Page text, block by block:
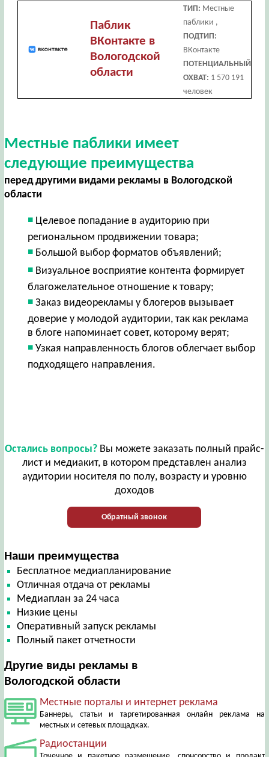
Паблик
ВКонтакте в
Вологодской
области
ТИП: Местные
паблики ,
ПОДТИП:
ВКонтакте
ПОТЕНЦИАЛЬНЫЙ
ОХВАТ: 1 570 191
человек
Местные паблики имеет
следующие преимущества
перед другими видами рекламы в Вологодской
области
Целевое попадание в аудиторию при
региональном продвижении товара;
Большой выбор форматов объявлений;
Визуальное восприятие контента формирует
благожелательное отношение к товару;
Заказ видеорекламы у блогеров вызывает
доверие у молодой аудитории, так как реклама
в блоге напоминает совет, которому верят;
Узкая направленность блогов облегчает выбор
подходящего направления.
Остались вопросы?Вы можете заказать полный прайс-
лист и медиакит, в котором представлен анализ
аудитории носителя по полу, возрасту и уровню
доходов
Обратный звонок
Наши преимущества
Бесплатное медиапланирование
Отличная отдача от рекламы
Медиаплан за 24 часа
Низкие цены
Оперативный запуск рекламы
Полный пакет отчетности
Другие виды рекламы в
Вологодской области
Местные порталы и интернет реклама
Баннеры, статьи и таргетированная онлайн реклама на
местных и сетевых площадках.
Радиостанции